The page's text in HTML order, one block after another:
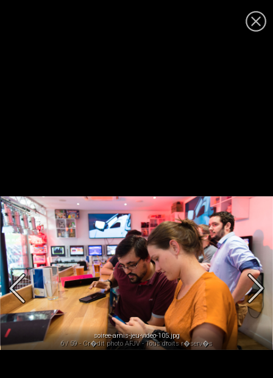
soiree-amis-jeu-video-105.jpg
6 / 59 - Cr�dit photo AFJV - Tous droits r�serv�s